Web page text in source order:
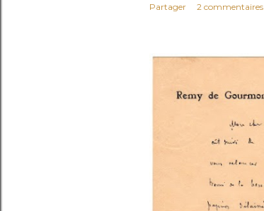
Partager 2 commentaires